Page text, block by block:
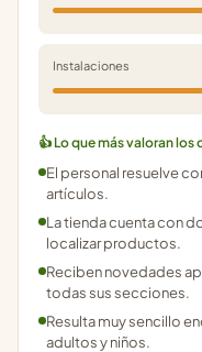
Instalaciones
👍 Lo que más valoran los
El personal resuelve
artículos.
La tienda cuenta con
localizar productos.
Reciben novedades
todas sus secciones.
Resulta muy sencillo
adultos y niños.